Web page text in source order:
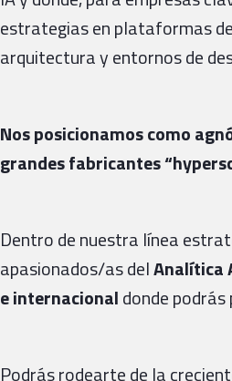
estrategias en plataformas
arquitectura y entornos de
Nos posicionamos como
grandes fabricantes
Dentro de nuestra línea
apasionados/as delAnalítica
e internacionaldonde
Podrás rodearte de la